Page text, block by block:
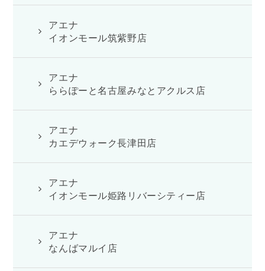
アエナ
イオンモール筑紫野店
アエナ
ららぽーと名古屋みなとアクルス店
アエナ
カエデウォーク長津田店
アエナ
イオンモール姫路リバーシティー店
アエナ
なんばマルイ店